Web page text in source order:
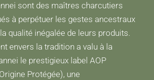
sont des maîtres charcutiers
à perpétuer les gestes ancestraux
qualité inégalée de leurs produits.
envers la tradition a valu à la
le prestigieux label AOP
Protégée), une